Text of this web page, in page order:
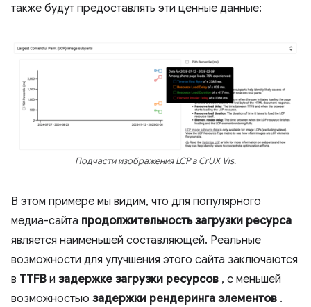
также будут предоставлять эти ценные данные:
Подчасти изображения LCP в CrUX Vis.
В этом примере мы видим, что для популярного
медиа-сайта продолжительность загрузки ресурса
является наименьшей составляющей. Реальные
возможности для улучшения этого сайта заключаются
в TTFB и задержке загрузки ресурсов , с меньшей
возможностью задержки рендеринга элементов .